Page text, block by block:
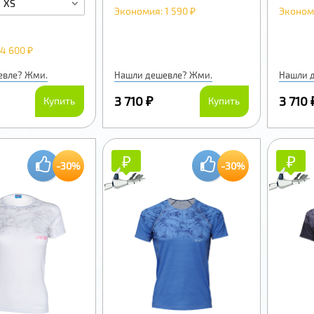
XS
600 ₽
Жми.
Купить
Экономия: 1 590 ₽
Нашли дешевле? Жми.
3 710 ₽ Купить
Нашли
3 710
-30% ₽₽ -30% ₽₽